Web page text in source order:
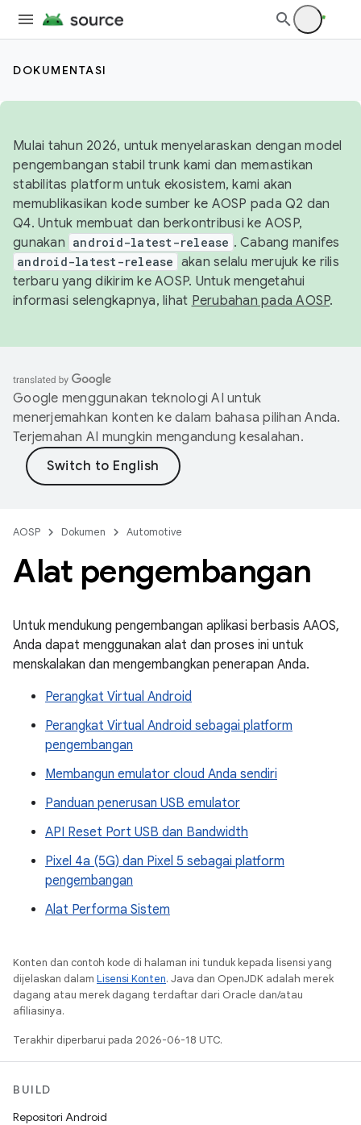
DOKUMENTASI
Mulai tahun 2026, untuk menyelaraskan dengan model
pengembangan stabil trunk kami dan memastikan
stabilitas platform untuk ekosistem, kami akan
memublikasikan kode sumber ke AOSP pada Q2 dan
Q4. Untuk membuat dan berkontribusi ke AOSP,
gunakan android-latest-release . Cabang manifes
android-latest-release akan selalu merujuk ke rilis
terbaru yang dikirim ke AOSP. Untuk mengetahui
informasi selengkapnya, lihat Perubahan pada AOSP.
Google menggunakan teknologi AI untuk
menerjemahkan konten ke dalam bahasa pilihan Anda.
Terjemahan AI mungkin mengandung kesalahan.
AOSP Dokumen Automotive
Alat pengembangan
Untuk mendukung pengembangan aplikasi berbasis AAOS,
Anda dapat menggunakan alat dan proses ini untuk
menskalakan dan mengembangkan penerapan Anda.
Perangkat Virtual Android
Perangkat Virtual Android sebagai platform
pengembangan
Membangun emulator cloud Anda sendiri
Panduan penerusan USB emulator
API Reset Port USB dan Bandwidth
Pixel 4a (5G) dan Pixel 5 sebagai platform
pengembangan
Alat Performa Sistem
Konten dan contoh kode di halaman ini tunduk kepada lisensi yang
dijelaskan dalam Lisensi Konten. Java dan OpenJDK adalah merek
dagang atau merek dagang terdaftar dari Oracle dan/atau
afiliasinya.
Terakhir diperbarui pada 2026-06-18 UTC.
BUILD
Repositori Android